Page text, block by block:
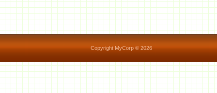
Copyright MyCorp © 2026